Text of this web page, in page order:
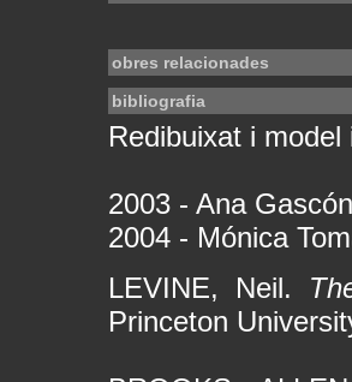
obres relacionades
bibliografia
Redibuixat i
2003 - Ana
2004 - Mónica
LEVINE, Neil.
Princeton